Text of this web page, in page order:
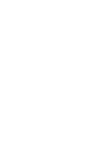
0 оценок
0 оценок